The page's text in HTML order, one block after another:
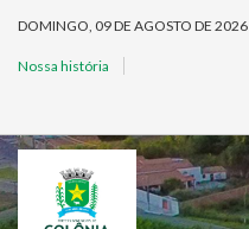
DOMINGO, 09 DE AGOSTO DE 2026
Nossa história